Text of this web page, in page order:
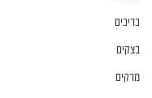
כריכים
בצקים
מרקים